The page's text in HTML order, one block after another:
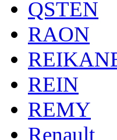
QSTEN
RAON
REIN
REMY
Renault